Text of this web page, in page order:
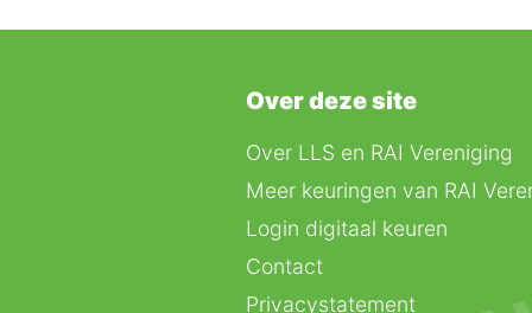
Over deze site
Over LLS en RAI Vereniging
Meer keuringen van RAI
Login digitaal keuren
Contact
Privacystatement